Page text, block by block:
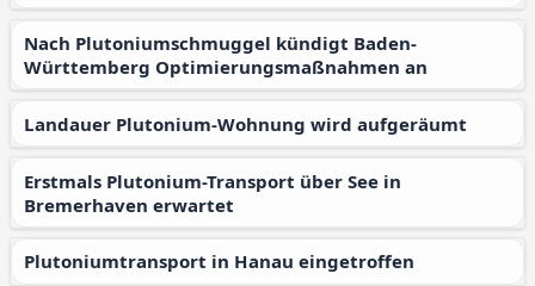
Nach Plutoniumschmuggel kündigt Baden-
Württemberg Optimierungsmaßnahmen an
Landauer Plutonium-Wohnung wird aufgeräumt
Erstmals Plutonium-Transport über See in
Bremerhaven erwartet
Plutoniumtransport in Hanau eingetroffen